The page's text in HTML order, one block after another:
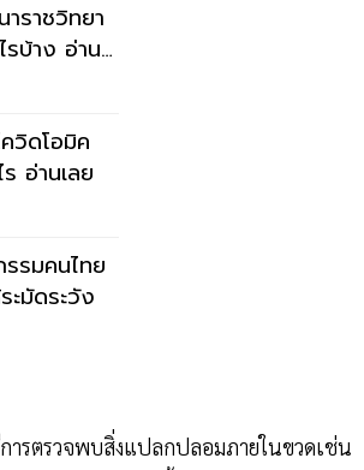
ราชวิทยา
บ้าง อ่านที่
วิดโอมิค
อ่านเลย
รมคนไทย
ะมัดระวัง
ารตรวจพบสิ่งแปลกปลอมภายในขวดเช่น